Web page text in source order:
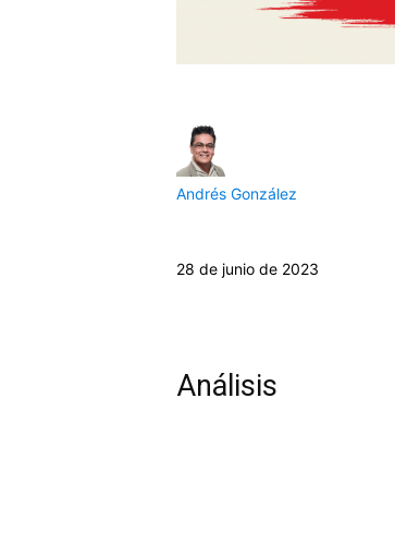
Andrés González
28 de junio de 2023
Análisis